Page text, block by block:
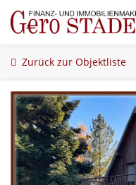
Startseite
Über mich
Angebote
Zurück zur Objektliste